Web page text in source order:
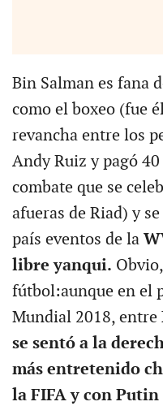
Bin Salman es fana
como el boxeo (fue
revancha entre los
Andy Ruiz y pagó
combate que se
afueras de Riad) y
país eventos de la
libre yanqui.
fútbol:aunque en el
Mundial 2018, entre
se sentó a la
más entretenido
la FIFA y con